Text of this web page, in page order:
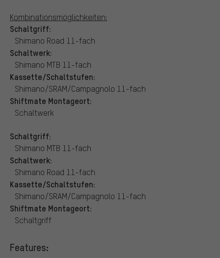
Kombinationsmöglichkeiten:
Schaltgriff:
Shimano Road 11-fach
Schaltwerk:
Shimano MTB 11-fach
Kassette/Schaltstufen:
Shimano/SRAM/Campagnolo 11-fach
Shiftmate Montageort:
Schaltwerk
Schaltgriff:
Shimano MTB 11-fach
Schaltwerk:
Shimano Road 11-fach
Kassette/Schaltstufen:
Shimano/SRAM/Campagnolo 11-fach
Shiftmate Montageort:
Schaltgriff
Features: